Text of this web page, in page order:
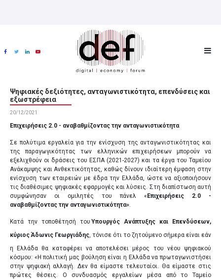
Ψηφιακές δεξιότητες, ανταγωνιστικότητα, επενδύσεις και
εξωστρέφεια
20/12/2021
Επιχειρήσεις 2.0 - αναβαθμίζοντας την ανταγωνιστικότητα
Σε πολύτιμα εργαλεία για την ενίσχυση της ανταγωνιστικότητας και
της παραγωγικότητας των ελληνικών επιχειρήσεων μπορούν να
εξελιχθούν οι δράσεις του ΕΣΠΑ (2021-2027) και τα έργα του Ταμείου
Ανάκαμψης και Ανθεκτικότητας, καθώς δίνουν ιδιαίτερη έμφαση στην
ενίσχυση των εταιρειών με έδρα την Ελλάδα, ώστε να αξιοποιήσουν
τις διαθέσιμες ψηφιακές εφαρμογές και λύσεις. Στη διαπίστωση αυτή
συμφώνησαν οι ομιλητές του πάνελ «Επιχειρήσεις 2.0 -
αναβαθμίζοντας την ανταγωνιστικότητα»
Κατά την τοποθέτησή του Υπουργός Ανάπτυξης και Επενδύσεων,
κύριος Άδωνις Γεωργιάδης , τόνισε ότι το ζητούμενο σήμερα είναι εάν
η Ελλάδα θα καταφέρει να αποτελέσει μέρος του νέου ψηφιακού
κόσμου: «Η πολιτική μας βούληση είναι η Ελλάδα να πρωταγωνιστήσει
στην ψηφιακή αλλαγή. Δεν θα είμαστε τελευταίοι. Θα είμαστε στις
πρώτες θέσεις. Ο συνδυασμός εργαλείων μέσα από το Ταμείο